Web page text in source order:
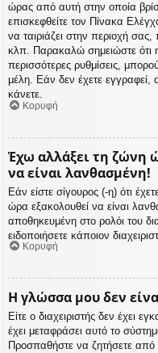
ώρας από αυτή στην οποία
επισκεφθείτε τον Πίνακα
να ταιριάζει στην περιοχή
κλπ. Παρακαλώ σημειώστε ότι
περισσότερες ρυθμίσεις,
μέλη. Εάν δεν έχετε εγγραφεί,
κάνετε.
Κορυφή
Έχω αλλάξει τη ζώνη
να είναι λανθασμένη!
Εάν είστε σίγουρος (-η) ότι
ώρα εξακολουθεί να είναι
αποθηκευμένη στο ρολόι του
ειδοποιήσετε κάποιον
Κορυφή
Η γλώσσα μου δεν
Είτε ο διαχειριστής δεν έχει
έχει μεταφράσει αυτό το
Προσπαθήστε να ζητήσετε από